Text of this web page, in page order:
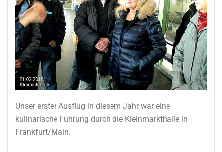
Unser erster Ausflug in diesem Jahr war eine
kulinarische Führung durch die Kleinmarkthalle in
Frankfurt/Main.